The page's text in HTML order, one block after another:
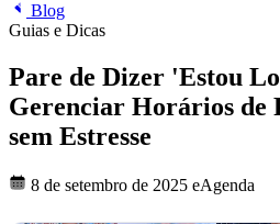
Blog
Guias e Dicas
Pare de Dizer 'Estou
Gerenciar Horários de
sem Estresse
8 de setembro de 2025 eAgenda